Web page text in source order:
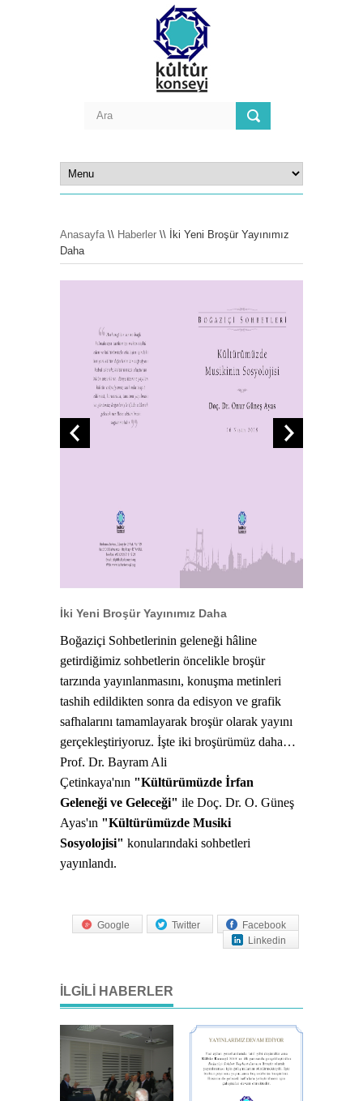
Anasayfa\\ Haberler \\ İki Yeni Broşür Yayınımız
Daha
İki Yeni Broşür Yayınımız Daha
Boğaziçi Sohbetlerinin geleneği hâline
getirdiğimiz sohbetlerin öncelikle broşür
tarzında yayınlanmasını, konuşma metinleri
tashih edildikten sonra da edisyon ve grafik
safhalarını tamamlayarak broşür olarak yayını
gerçekleştiriyoruz. İşte iki broşürümüz daha…
Prof. Dr. Bayram Ali
Çetinkaya'nın "Kültürümüzde İrfan
Geleneği ve Geleceği" ile Doç. Dr. O. Güneş
Ayas'ın "Kültürümüzde Musiki
Sosyolojisi" konularındaki sohbetleri
yayınlandı.
Facebook
Twitter
Google
Linkedin
İLGILI HABERLER